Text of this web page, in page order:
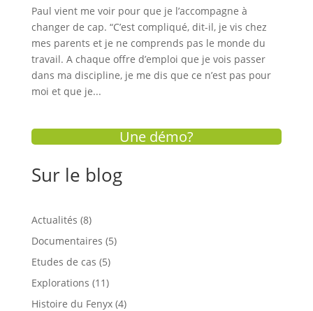
Paul vient me voir pour que je l’accompagne à
changer de cap. “C’est compliqué, dit-il, je vis chez
mes parents et je ne comprends pas le monde du
travail. A chaque offre d’emploi que je vois passer
dans ma discipline, je me dis que ce n’est pas pour
moi et que je...
Une démo?
Sur le blog
Actualités (8)
Documentaires (5)
Etudes de cas (5)
Explorations (11)
Histoire du Fenyx(4)